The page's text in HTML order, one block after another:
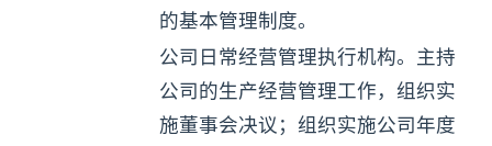
的基本管理制度。
公司日常经营管理执行机构。主持
公司的生产经营管理工作，组织实
施董事会决议；组织实施公司年度